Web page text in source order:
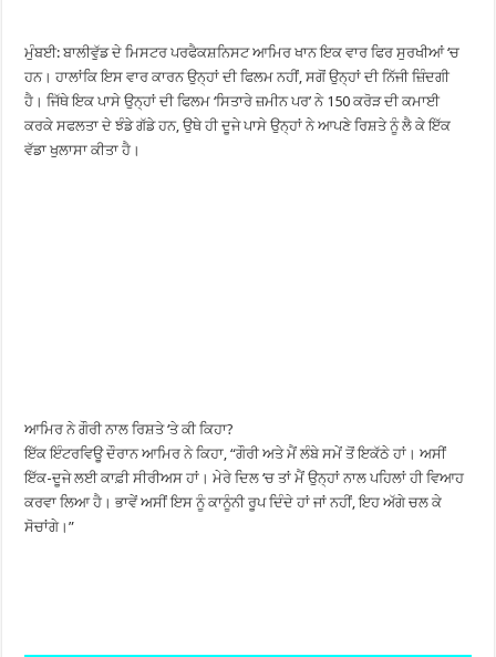
ਮੁੰਬਈ: ਬਾਲੀਵੁੱਡ ਦੇ ਮਿਸਟਰ ਪਰਫੈਕਸ਼ਨਿਸਟ ਆਮਿਰ ਖਾਨ ਇਕ ਵਾਰ ਫਿਰ ਸੁਰਖੀਆਂ ‘ਚ
ਹਨ। ਹਾਲਾਂਕਿ ਇਸ ਵਾਰ ਕਾਰਨ ਉਨ੍ਹਾਂ ਦੀ ਫਿਲਮ ਨਹੀਂ, ਸਗੋਂ ਉਨ੍ਹਾਂ ਦੀ ਨਿੱਜੀ ਜ਼ਿੰਦਗੀ
ਹੈ। ਜਿੱਥੇ ਇਕ ਪਾਸੇ ਉਨ੍ਹਾਂ ਦੀ ਫਿਲਮ ‘ਸਿਤਾਰੇ ਜ਼ਮੀਨ ਪਰ’ ਨੇ 150 ਕਰੋੜ ਦੀ ਕਮਾਈ
ਕਰਕੇ ਸਫਲਤਾ ਦੇ ਝੰਡੇ ਗੱਡੇ ਹਨ, ਉਥੇ ਹੀ ਦੂਜੇ ਪਾਸੇ ਉਨ੍ਹਾਂ ਨੇ ਆਪਣੇ ਰਿਸ਼ਤੇ ਨੂੰ ਲੈ ਕੇ ਇੱਕ
ਵੱਡਾ ਖੁਲਾਸਾ ਕੀਤਾ ਹੈ।
ਆਮਿਰ ਨੇ ਗੌਰੀ ਨਾਲ ਰਿਸ਼ਤੇ ‘ਤੇ ਕੀ ਕਿਹਾ?
ਇੱਕ ਇੰਟਰਵਿਊ ਦੌਰਾਨ ਆਮਿਰ ਨੇ ਕਿਹਾ, “ਗੌਰੀ ਅਤੇ ਮੈਂ ਲੰਬੇ ਸਮੇਂ ਤੋਂ ਇਕੱਠੇ ਹਾਂ। ਅਸੀਂ
ਇੱਕ-ਦੂਜੇ ਲਈ ਕਾਫ਼ੀ ਸੀਰੀਅਸ ਹਾਂ। ਮੇਰੇ ਦਿਲ ‘ਚ ਤਾਂ ਮੈਂ ਉਨ੍ਹਾਂ ਨਾਲ ਪਹਿਲਾਂ ਹੀ ਵਿਆਹ
ਕਰਵਾ ਲਿਆ ਹੈ। ਭਾਵੇਂ ਅਸੀਂ ਇਸ ਨੂੰ ਕਾਨੂੰਨੀ ਰੂਪ ਦਿੰਦੇ ਹਾਂ ਜਾਂ ਨਹੀਂ, ਇਹ ਅੱਗੇ ਚਲ ਕੇ
ਸੋਚਾਂਗੇ।”